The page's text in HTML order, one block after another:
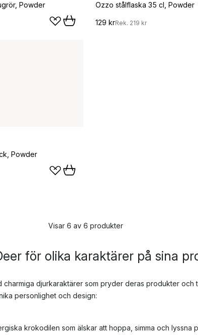
Powder
Ozzo stålflaska 35 cl, Powder
129 krRek. 219 kr
Powder
Visar 6 av 6 produkter
för olika karaktärer på sina
charmiga djurkaraktärer som pryder deras produkter och
personlighet och design:
krokodilen som älskar att hoppa, simma och lyssna